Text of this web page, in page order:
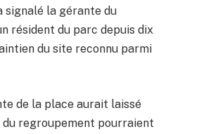
signalé la gérante du
résident du parc depuis dix
du site reconnu parmi
de la place aurait laissé
du regroupement pourraient